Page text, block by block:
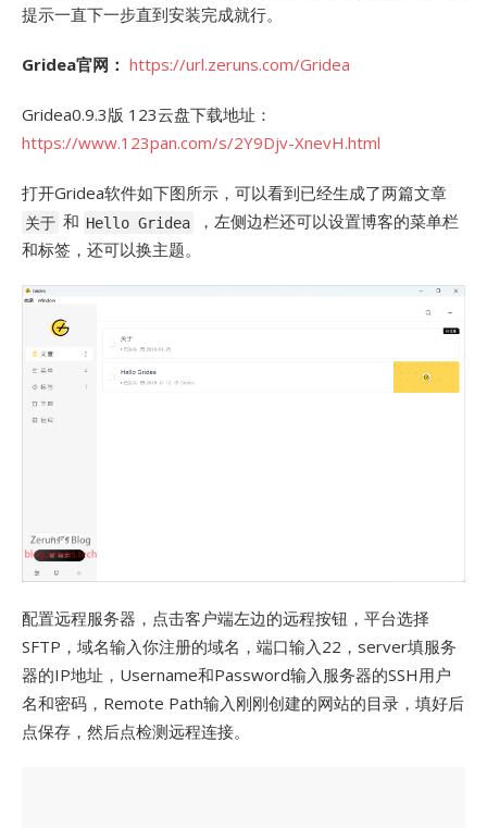
提示一直下一步直到安装完成就行。
Gridea官网： https://url.zeruns.com/Gridea
Gridea0.9.3版 123云盘下载地址：
https://www.123pan.com/s/2Y9Djv-XnevH.html
打开Gridea软件如下图所示，可以看到已经生成了两篇文章
关于 和 Hello Gridea
，左侧边栏还可以设置博客的菜单栏
和标签，还可以换主题。
配置远程服务器，点击客户端左边的远程按钮，平台选择
SFTP，域名输入你注册的域名，端口输入22，server填服务
器的IP地址，Username和Password输入服务器的SSH用户
名和密码，Remote Path输入刚刚创建的网站的目录，填好后
点保存，然后点检测远程连接。